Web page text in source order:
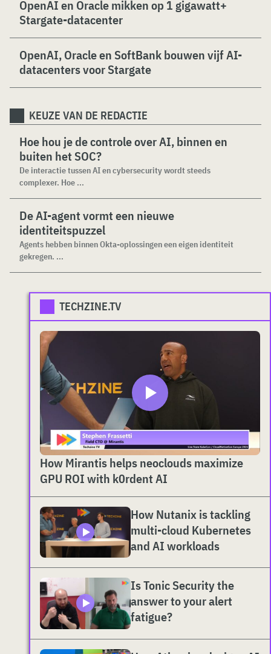
OpenAI en Oracle mikken op 1 gigawatt+
Stargate-datacenter
OpenAI, Oracle en SoftBank bouwen vijf AI-
datacenters voor Stargate
KEUZE VAN DE REDACTIE
Hoe hou je de controle over AI, binnen en
buiten het SOC?
De interactie tussen AI en cybersecurity wordt steeds
complexer. Hoe ...
De AI-agent vormt een nieuwe
identiteitspuzzel
Agents hebben binnen Okta-oplossingen een eigen identiteit
gekregen. ...
TECHZINE.TV
How Mirantis helps neoclouds maximize
GPU ROI with k0rdent AI
How Nutanix is tackling
multi-cloud Kubernetes
and AI workloads
Is Tonic Security the
answer to your alert
fatigue?